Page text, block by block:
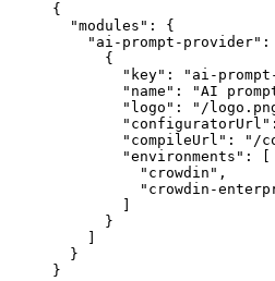
{
"modules" : {
"ai-prompt-provider" :
{
"key" : " ai-
"name" : "AI
"logo" : " /
"configuratorUrl"
"compileUrl" : " /
"environments" : [
" crowdin " ,
" crowdin-
}
}
}